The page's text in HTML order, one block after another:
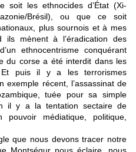
soit les ethnocides d’État (Xi-
Brésil), ou que ce soit
plus sournois et à mes
mènent à l’éradication des
ethnocentrisme conquérant
du corse a été interdit dans les
Et puis il y a les terrorismes
exemple récent, l’assassinat de
tuée pour sa simple
il y a la tentation sectaire de
médiatique, politique,
nous devons tracer notre